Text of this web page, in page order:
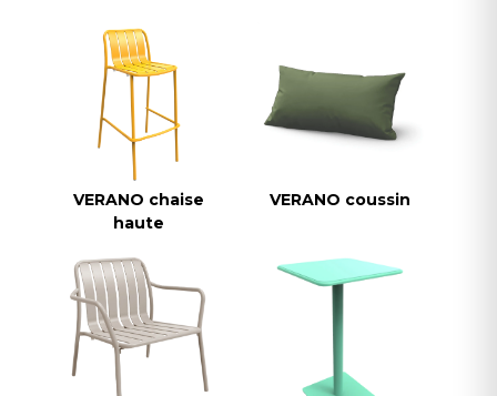
VERANO chaise
haute
VERANO coussin